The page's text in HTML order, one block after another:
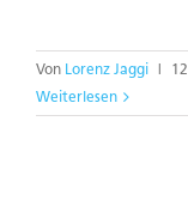
Von Lorenz Jaggi
Weiterlesen